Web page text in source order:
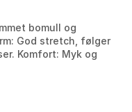
bomull og
God stretch, følger
Komfort: Myk og